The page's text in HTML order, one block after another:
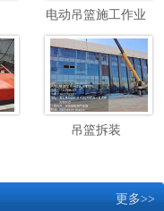
电动吊篮施工作业
吊篮拆装
更多>>